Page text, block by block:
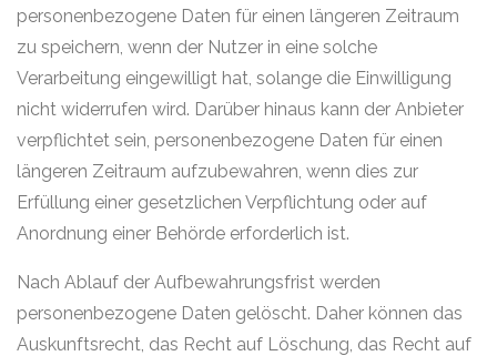
personenbezogene Daten für einen längeren Zeitraum
zu speichern, wenn der Nutzer in eine solche
Verarbeitung eingewilligt hat, solange die Einwilligung
nicht widerrufen wird. Darüber hinaus kann der Anbieter
verpflichtet sein, personenbezogene Daten für einen
längeren Zeitraum aufzubewahren, wenn dies zur
Erfüllung einer gesetzlichen Verpflichtung oder auf
Anordnung einer Behörde erforderlich ist.
Nach Ablauf der Aufbewahrungsfrist werden
personenbezogene Daten gelöscht. Daher können das
Auskunftsrecht, das Recht auf Löschung, das Recht auf